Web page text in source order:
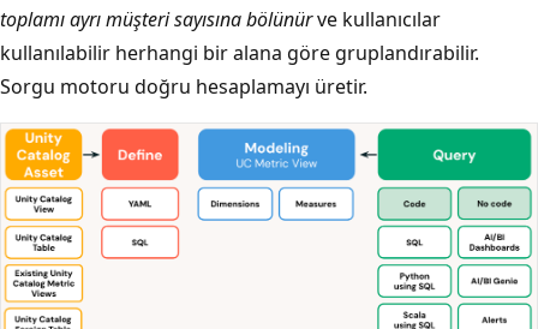
toplamı ayrı müşteri sayısına bölünürve kullanıcılar
kullanılabilir herhangi bir alana göre gruplandırabilir.
Sorgu motoru doğru hesaplamayı üretir.